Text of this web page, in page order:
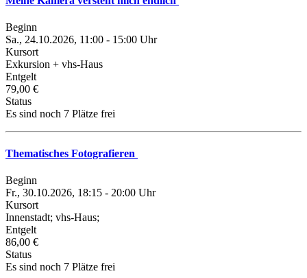
Beginn
Sa., 24.10.2026, 11:00 - 15:00 Uhr
Kursort
Exkursion + vhs-Haus
Entgelt
79,00 €
Status
Es sind noch 7 Plätze frei
Thematisches Fotografieren
Beginn
Fr., 30.10.2026, 18:15 - 20:00 Uhr
Kursort
Innenstadt; vhs-Haus;
Entgelt
86,00 €
Status
Es sind noch 7 Plätze frei